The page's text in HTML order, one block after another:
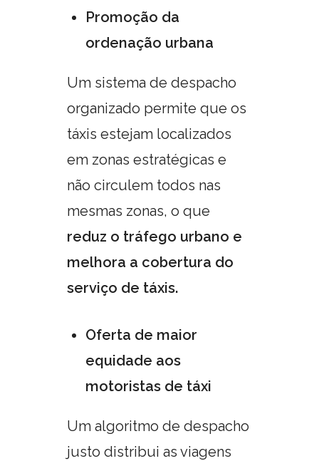
Promoção da
ordenação urbana
Um sistema de despacho
organizado permite que os
táxis estejam localizados
em zonas estratégicas e
não circulem todos nas
mesmas zonas, o que
reduz o tráfego urbano e
melhora a cobertura do
serviço de táxis.
Oferta de maior
equidade aos
motoristas de táxi
Um algoritmo de despacho
justo distribui as viagens